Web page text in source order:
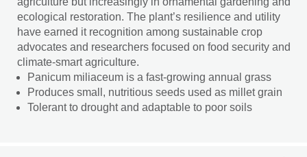
ecological restoration. The plant’s resilience and utility
have earned it recognition among sustainable crop
advocates and researchers focused on food security and
climate-smart agriculture.
Panicum miliaceum is a fast-growing annual grass
Produces small, nutritious seeds used as millet grain
Tolerant to drought and adaptable to poor soils